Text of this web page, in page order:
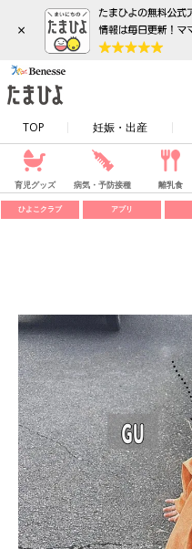
×
TOP 妊娠・出産
育児グッズ 病気・予防接種 離乳食
ひよこクラブ アプリ